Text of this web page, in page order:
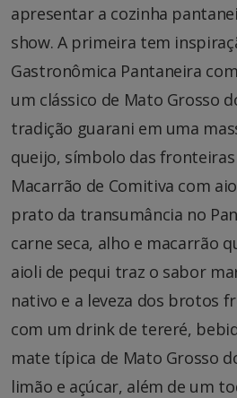
apresentar a cozinha
show. A primeira tem
Gastronômica Pantaneira
um clássico de Mato Grosso
tradição guarani em uma
queijo, símbolo das fronteiras
Macarrão de Comitiva com
prato da transumância no
carne seca, alho e macarrão
aioli de pequi traz o sabor
nativo e a leveza dos brotos
com um drink de tereré,
mate típica de Mato Grosso
limão e açúcar, além de um